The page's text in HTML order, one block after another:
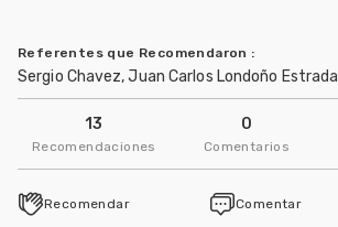
Referentes que Recomendaron :
Sergio Chavez, Juan Carlos Londoño Estrada
13
Recomendaciones
0
Comentarios
Recomendar Comentar